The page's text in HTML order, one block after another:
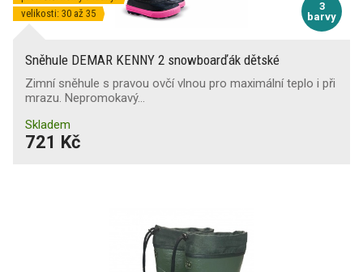
3
barvy
velikosti: 30 až 35
Sněhule DEMAR KENNY 2 snowboarďák dětské
Zimní sněhule s pravou ovčí vlnou pro maximální teplo i při
mrazu. Nepromokavý…
Skladem
721 Kč